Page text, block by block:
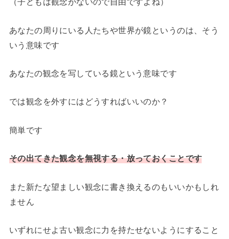
あなたの周りにいる人たちや世界が鏡というのは、そう
いう意味です
あなたの観念を写している鏡という意味です
では観念を外すにはどうすればいいのか？
簡単です
その出てきた観念を無視する・放っておくことです
また新たな望ましい観念に書き換えるのもいいかもしれ
ません
いずれにせよ古い観念に力を持たせないようにすること